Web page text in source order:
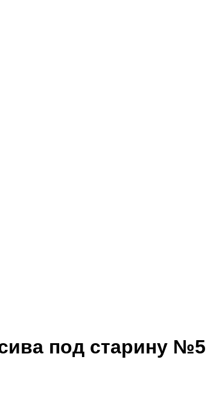
под старину №5